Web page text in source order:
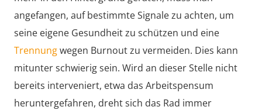
angefangen, auf bestimmte Signale zu achten, um
seine eigene Gesundheit zu schützen und eine
Trennungwegen Burnout zu vermeiden. Dies kann
mitunter schwierig sein. Wird an dieser Stelle nicht
bereits interveniert, etwa das Arbeitspensum
heruntergefahren, dreht sich das Rad immer